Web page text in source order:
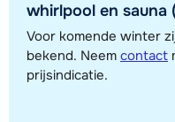
Toon alle
Deze kaart geeft een indicatie
whirlpool en sauna
Voor komende winter
bekend. Neem contact
prijsindicatie.